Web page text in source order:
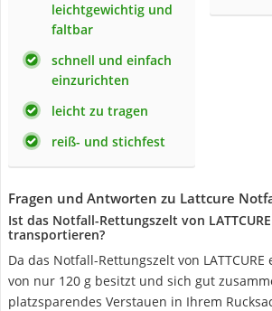
leichtgewichtig und
faltbar
schnell und einfach
einzurichten
leicht zu tragen
reiß- und stichfest
Fragen und Antworten zu Lattcure
Ist das Notfall-Rettungszelt von
transportieren?
Da das Notfall-Rettungszelt von
von nur 120 g besitzt und sich gut
platzsparendes Verstauen in Ihrem